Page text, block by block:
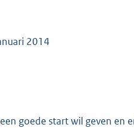
2014
goede start wil geven en